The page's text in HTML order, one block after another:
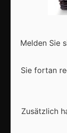
Melden Sie
Sie fortan
Zusätzlich